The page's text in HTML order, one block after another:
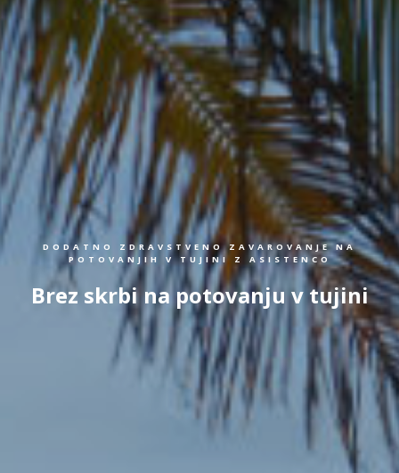
DODATNO ZDRAVSTVENO ZAVAROVANJE NA
POTOVANJIH V TUJINI Z ASISTENCO
Brez skrbi na potovanju v tujini